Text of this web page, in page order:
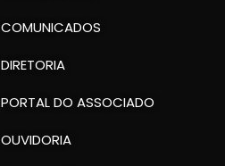
COMUNICADOS
DIRETORIA
PORTAL DO ASSOCIADO
OUVIDORIA